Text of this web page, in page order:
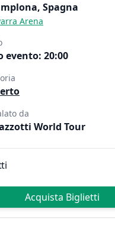
, Spagna
Arena
evento: 20:00
da
World Tour
Acquista Biglietti